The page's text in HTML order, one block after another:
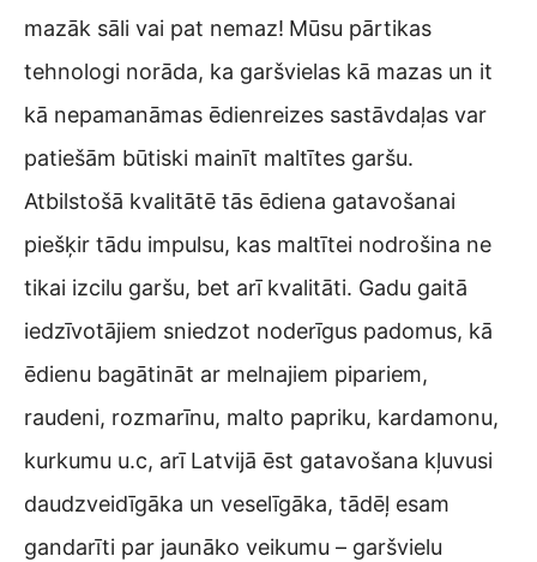
mazāk sāli vai pat nemaz! Mūsu pārtikas
tehnologi norāda, ka garšvielas kā mazas un it
kā nepamanāmas ēdienreizes sastāvdaļas var
patiešām būtiski mainīt maltītes garšu.
Atbilstošā kvalitātē tās ēdiena gatavošanai
piešķir tādu impulsu, kas maltītei nodrošina ne
tikai izcilu garšu, bet arī kvalitāti. Gadu gaitā
iedzīvotājiem sniedzot noderīgus padomus, kā
ēdienu bagātināt ar melnajiem pipariem,
raudeni, rozmarīnu, malto papriku, kardamonu,
kurkumu u.c, arī Latvijā ēst gatavošana kļuvusi
daudzveidīgāka un veselīgāka, tādēļ esam
gandarīti par jaunāko veikumu – garšvielu